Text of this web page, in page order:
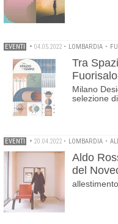
EVENTI • 04.05.2022 • LOMBARDIA •
Tra
Milano
selezione
EVENTI • 20.04.2022 • LOMBARDIA •
Aldo
del